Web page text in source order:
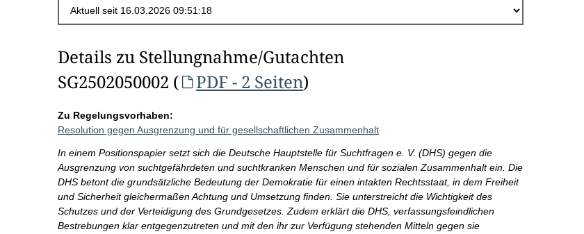
Details zu Stellungnahme/Gutachten
SG2502050002 (
PDF - 2 Seiten)
Zu Regelungsvorhaben:
Resolution gegen Ausgrenzung und für gesellschaftlichen Zusammenhalt
In einem Positionspapier setzt sich die Deutsche Hauptstelle für Suchtfragen e. V. (DHS) gegen die
Ausgrenzung von suchtgefährdeten und suchtkranken Menschen und für sozialen Zusammenhalt ein. Die
DHS betont die grundsätzliche Bedeutung der Demokratie für einen intakten Rechtsstaat, in dem Freiheit
und Sicherheit gleichermaßen Achtung und Umsetzung finden. Sie unterstreicht die Wichtigkeit des
Schutzes und der Verteidigung des Grundgesetzes. Zudem erklärt die DHS, verfassungsfeindlichen
Bestrebungen klar entgegenzutreten und mit den ihr zur Verfügung stehenden Mitteln gegen sie